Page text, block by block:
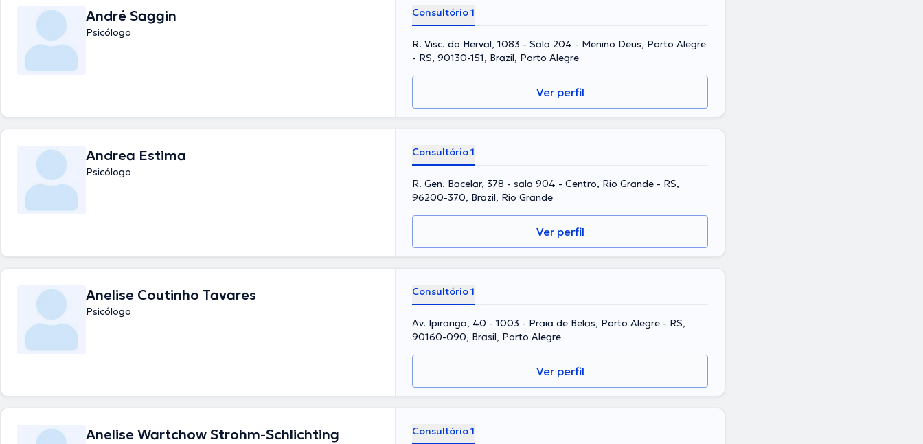
André Saggin
Psicólogo
Consultório 1
R. Visc. do Herval, 1083 - Sala 204 - Menino Deus, Porto Alegre
- RS, 90130-151, Brazil, Porto Alegre
Ver perfil
Andrea Estima
Psicólogo
Consultório 1
R. Gen. Bacelar, 378 - sala 904 - Centro, Rio Grande - RS,
96200-370, Brazil, Rio Grande
Ver perfil
Anelise Coutinho Tavares
Psicólogo
Consultório 1
Av. Ipiranga, 40 - 1003 - Praia de Belas, Porto Alegre - RS,
90160-090, Brasil, Porto Alegre
Ver perfil
Anelise Wartchow Strohm-Schlichting Consultório 1